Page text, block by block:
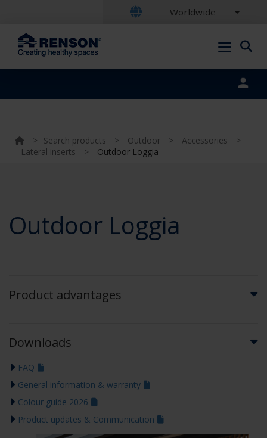
Worldwide
> Search products > Outdoor > Accessories
>
Lateral inserts
> Outdoor Loggia
Outdoor Loggia
Product advantages
Downloads
FAQ
General information & warranty
Colour guide 2026
Product updates & Communication